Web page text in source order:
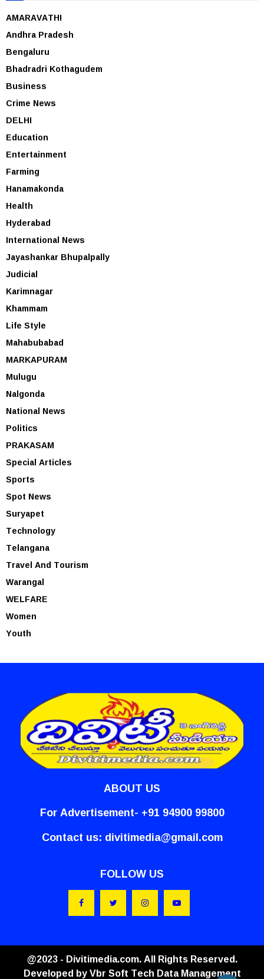
AMARAVATHI
Andhra Pradesh
Bengaluru
Bhadradri Kothagudem
Business
Crime News
DELHI
Education
Entertainment
Farming
Hanamakonda
Health
Hyderabad
International News
Jayashankar Bhupalpally
Judicial
Karimnagar
Khammam
Life Style
Mahabubabad
MARKAPURAM
Mulugu
Nalgonda
National News
Politics
PRAKASAM
Special Articles
Sports
Spot News
Suryapet
Technology
Telangana
Travel And Tourism
Warangal
WELFARE
Women
Youth
ABOUT US
For Advertisement- +91 94900 99800
Contact us: divitimedia@gmail.com
FOLLOW US
@2023 - Divitimedia.com. All Rights Reserved.
Developed byVbr Soft Tech Data Management